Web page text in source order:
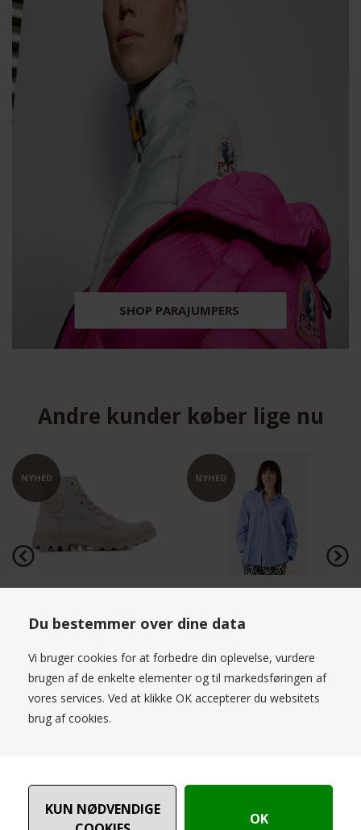
Du bestemmer over dine data
Vi bruger cookies for at forbedre din oplevelse, vurdere
brugen af de enkelte elementer og til markedsføringen af
vores services. Ved at klikke OK accepterer du websitets
brug af cookies.
SHOP PARAJUMPERS
Andre kunder køber lige nu
NYHED
599,00 DKK
NYHED
1.999,00